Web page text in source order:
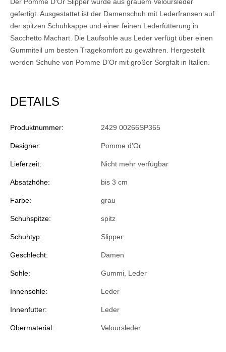
gefertigt. Ausgestattet ist der Damenschuh mit Lederfransen auf
der spitzen Schuhkappe und einer feinen Lederfütterung in
Sacchetto Machart. Die Laufsohle aus Leder verfügt über einen
Gummiteil um besten Tragekomfort zu gewähren. Hergestellt
werden Schuhe von Pomme D'Or mit großer Sorgfalt in Italien.
DETAILS
Produktnummer: 2429 00266SP365
Designer: Pomme d'Or
Lieferzeit: Nicht mehr verfügbar
Absatzhöhe: bis 3 cm
Farbe: grau
Schuhspitze: spitz
Schuhtyp: Slipper
Geschlecht: Damen
Sohle: Gummi, Leder
Innensohle: Leder
Innenfutter: Leder
Obermaterial: Veloursleder